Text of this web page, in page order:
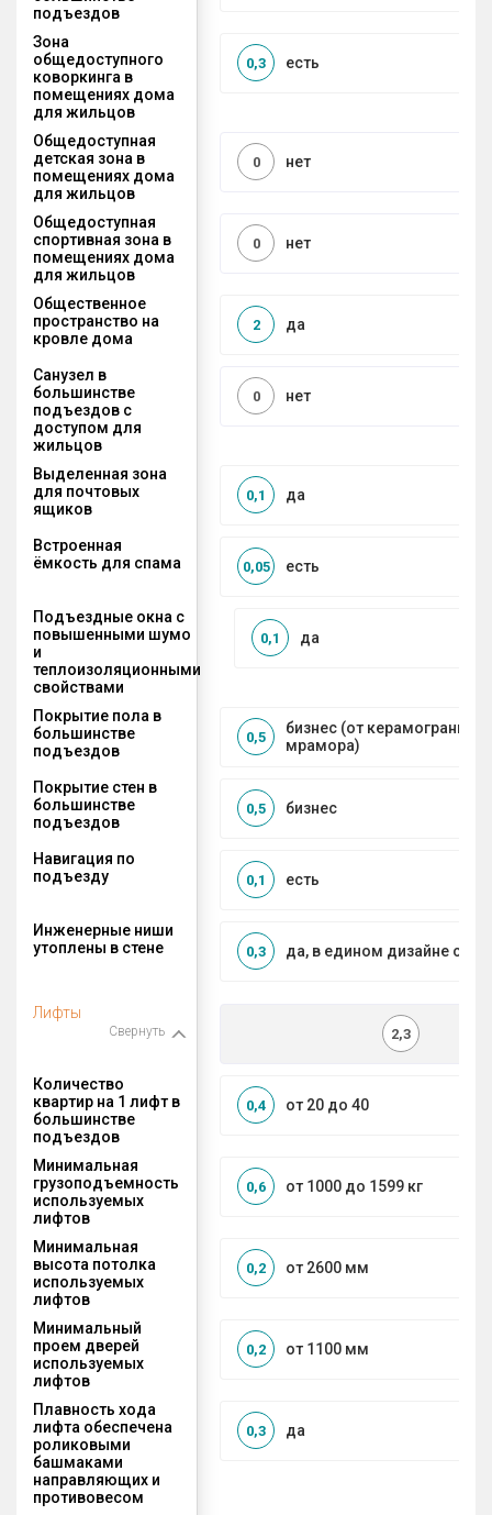
подъездов
Зона
общедоступного
коворкинга в
помещениях дома
для жильцов
есть
0,3
Общедоступная
детская зона в
помещениях дома
для жильцов
нет
0
Общедоступная
спортивная зона в
помещениях дома
для жильцов
нет
0
Общественное
пространство на
кровле дома
да
2
Санузел в
большинстве
подъездов с
доступом для
жильцов
нет
0
Выделенная зона
для почтовых
ящиков
да
0,1
Встроенная
ёмкость для спама
есть
0,05
Подъездные окна с
повышенными шумо
и
теплоизоляционными
свойствами
да
0,1
Покрытие пола в
большинстве
подъездов
бизнес (от керамогранита
мрамора)
0,5
Покрытие стен в
большинстве
подъездов
бизнес
0,5
Навигация по
подъезду
есть
0,1
Инженерные ниши
утоплены в стене
да, в едином дизайне с
0,3
Лифты
Свернуть 2,3
Количество
квартир на 1 лифт в
большинстве
подъездов
от 20 до 40
0,4
Минимальная
грузоподъемность
используемых
лифтов
от 1000 до 1599 кг
0,6
Минимальная
высота потолка
используемых
лифтов
от 2600 мм
0,2
Минимальный
проем дверей
используемых
лифтов
от 1100 мм
0,2
Плавность хода
лифта обеспечена
роликовыми
башмаками
направляющих и
противовесом
да
0,3